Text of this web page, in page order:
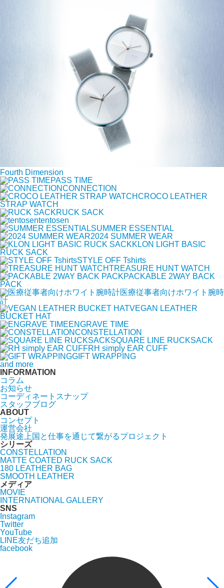
Fourth Dimension
PASS TIME
CONNECTION
CROCO LEATHER
STRAP WATCH
RUCK SACK
tentosen
SUMMER ESSENTIAL
2024 SUMMER WEAR
KLON LIGHT BASIC
RUCK SACK
STYLE OFF Tshirts
TREASURE HUNT WATCH
PACKABLE 2WAY BACK
PACK
医療従事者向けホワイト腕時
計
VEGAN LEATHER
BUCKET HAT
ENGRAVE TIME
CONSTELLATION
SQUARE LINE RUCKSACK
RH simply EAR CUFF
GIFT WRAPPING
and more
INFORMATION
コラム
お知らせ
コーディネートスナップ
スタッフブログ
ABOUT
コンセプト
運営会社
発展途上国と仕事を通じて繋がるプロジェクト
シリーズ
CONSTELLATION
MATTE COATED RUCK SACK
180 LEATHER BAG
SMOOTH LEATHER
メディア
MOVIE
INTERNATIONAL GALLERY
SNS
Instagram
Twitter
YouTube
LINE友だち追加
facebook